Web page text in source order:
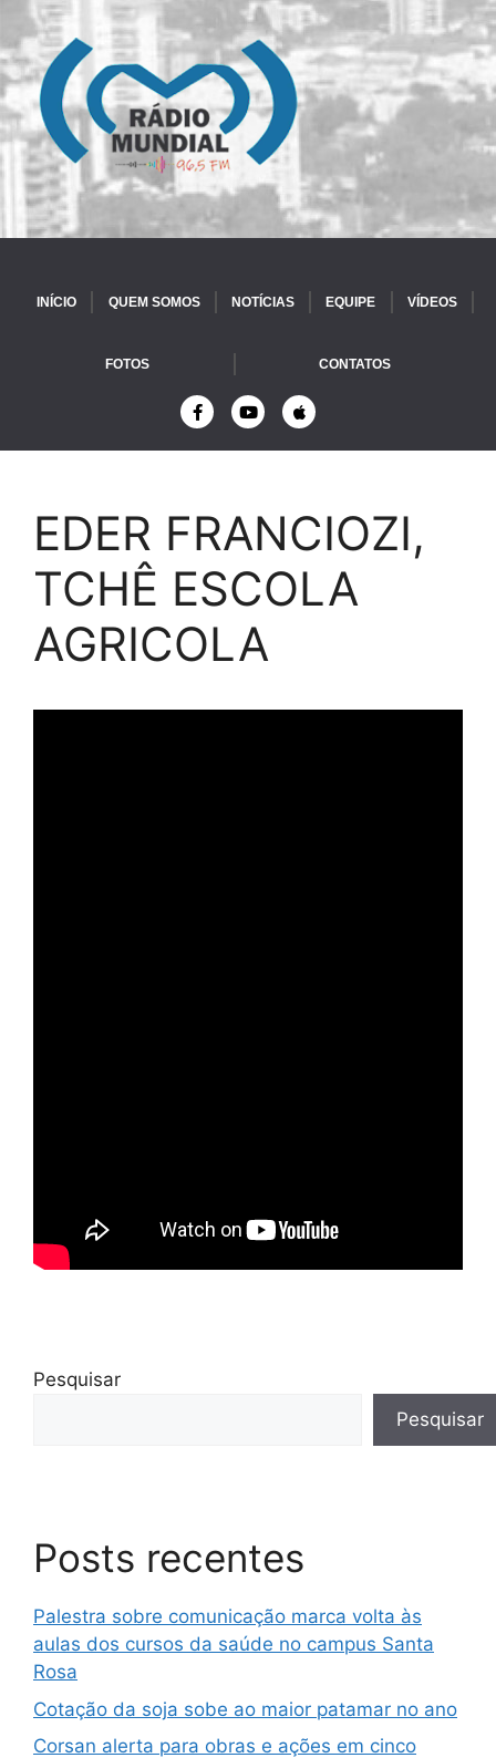
INÍCIO QUEM SOMOS NOTÍCIAS EQUIPE VÍDEOS
FOTOS CONTATOS
EDER FRANCIOZI,
TCHÊ ESCOLA
AGRICOLA
Pesquisar
Pesquisar
Posts recentes
Palestra sobre comunicação marca volta às
aulas dos cursos da saúde no campus Santa
Rosa
Cotação da soja sobe ao maior patamar no ano
Corsan alerta para obras e ações em cinco